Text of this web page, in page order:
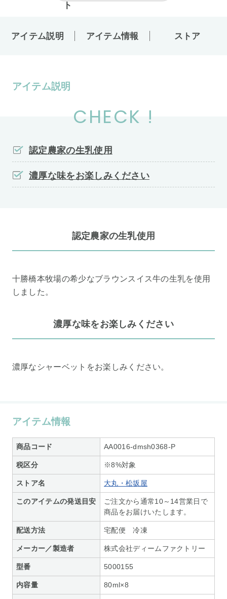
アイテム説明 アイテム情報 ストア
アイテム説明
CHECK !
認定農家の生乳使用
濃厚な味をお楽しみください
認定農家の生乳使用
十勝橋本牧場の希少なブラウンスイス牛の生乳を使用
しました。
濃厚な味をお楽しみください
濃厚なシャーベットをお楽しみください。
アイテム情報
商品コード AA0016-dmsh0368-P
税区分 ※8%対象
ストア名 大丸・松坂屋
このアイテムの発送目安
ご注文から通常10～14営業日で
商品をお届けいたします。
配送方法 宅配便 冷凍
メーカー／製造者 株式会社ディームファクトリー
型番 5000155
内容量 80ml×8